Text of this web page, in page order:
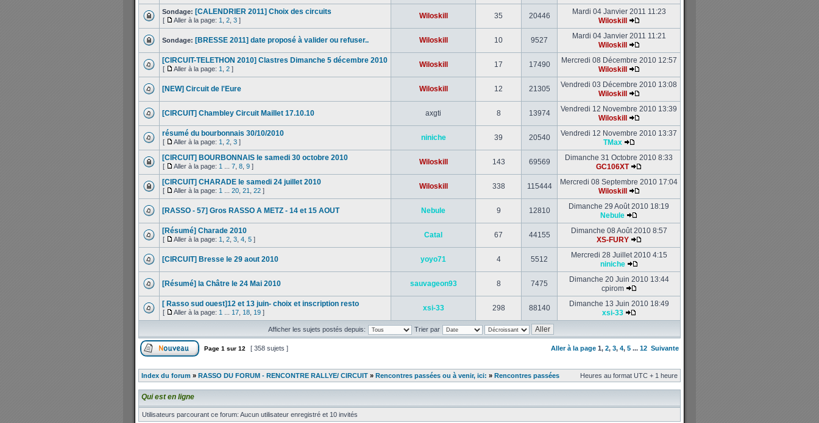
Sondage: [CALENDRIER 2011] Choix des circuits
[ Aller à la page: 1 2 3 ] Wiloskill 35 20446
Mardi 04 Janvier 2011 11:23
Wiloskill
Sondage: [BRESSE 2011] date proposé à valider ou refuser.. Wiloskill 10 9527
Mardi 04 Janvier 2011 11:21
Wiloskill
[CIRCUIT-TELETHON 2010] Clastres Dimanche 5 décembre 2010
[ Aller à la page: 1 2 ] Wiloskill 17 17490
Mercredi 08 Décembre 2010 12:57
Wiloskill
[NEW] Circuit de l'Eure Wiloskill 12 21305
Vendredi 03 Décembre 2010 13:08
Wiloskill
[CIRCUIT] Chambley Circuit Maillet 17.10.10 axgti 8 13974
Vendredi 12 Novembre 2010 13:39
Wiloskill
résumé du bourbonnais 30/10/2010
[ Aller à la page: 1 2 3 ] niniche 39 20540
Vendredi 12 Novembre 2010 13:37
TMax
[CIRCUIT] BOURBONNAIS le samedi 30 octobre 2010
[ Aller à la page: 1 7 8 9 ] Wiloskill 143 69569
Dimanche 31 Octobre 2010 8:33
GC106XT
[CIRCUIT] CHARADE le samedi 24 juillet 2010
[ Aller à la page: 1 20 21 22 ] Wiloskill 338 115444
Mercredi 08 Septembre 2010 17:04
Wiloskill
[RASSO - 57] Gros RASSO A METZ - 14 et 15 AOUT Nebule 9 12810
Dimanche 29 Août 2010 18:19
Nebule
[Résumé] Charade 2010
[ Aller à la page: 1 2 3 4 5 ] Catal 67 44155
Dimanche 08 Août 2010 8:57
XS-FURY
[CIRCUIT] Bresse le 29 aout 2010 yoyo71 4 5512
Mercredi 28 Juillet 2010 4:15
niniche
[Résumé] la Châtre le 24 Mai 2010 sauvageon93 8 7475
Dimanche 20 Juin 2010 13:44
cpirom
[ Rasso sud ouest]12 et 13 juin- choix et inscription resto
[ Aller à la page: 1 17 18 19 ] xsi-33 298 88140
Dimanche 13 Juin 2010 18:49
xsi-33
Afficher les sujets postés depuis: Trier par
Page 1 sur 12 [ 358 sujets ] Aller à la page 1, 2, 3, 4, 5 ... 12 Suivante
Index du forum » RASSO DU FORUM - RENCONTRE RALLYE/ CIRCUIT » Rencontres passées ou à venir, ici: » Rencontres passées Heures au format UTC + 1 heure
Qui est en ligne
Utilisateurs parcourant ce forum: Aucun utilisateur enregistré et 10 invités